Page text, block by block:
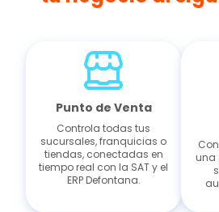
Punto de Venta
Controla todas tus
sucursales, franquicias o
tiendas, conectadas en
tiempo real con la SAT y el
ERP Defontana.
una